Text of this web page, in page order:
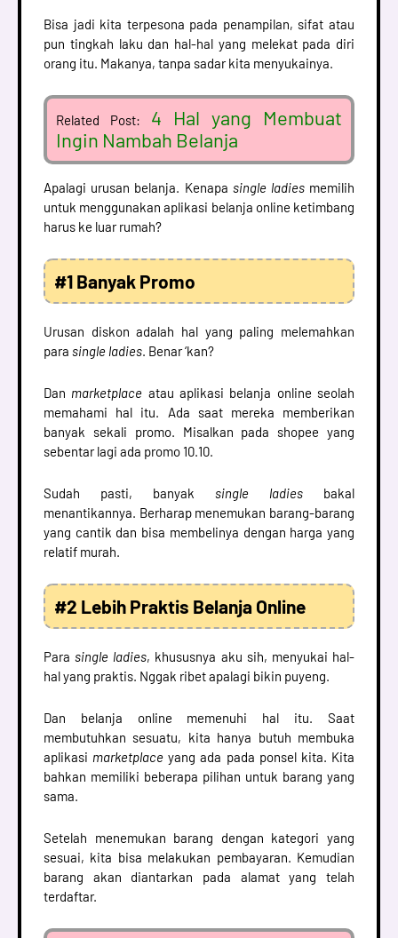
Bisa jadi kita terpesona pada penampilan, sifat atau
pun tingkah laku dan hal-hal yang melekat pada diri
orang itu. Makanya, tanpa sadar kita menyukainya.
Related Post: 4 Hal yang Membuat
Ingin Nambah Belanja
Apalagi urusan belanja. Kenapa single ladiesmemilih
untuk menggunakan aplikasi belanja online ketimbang
harus ke luar rumah?
#1 Banyak Promo
Urusan diskon adalah hal yang paling melemahkan
para single ladies. Benar ‘kan?
Dan marketplace atau aplikasi belanja online seolah
memahami hal itu. Ada saat mereka memberikan
banyak sekali promo. Misalkan pada shopee yang
sebentar lagi ada promo 10.10.
Sudah pasti, banyak single ladies bakal
menantikannya. Berharap menemukan barang-barang
yang cantik dan bisa membelinya dengan harga yang
relatif murah.
#2 Lebih Praktis Belanja Online
Parasingle ladies, khususnya aku sih, menyukai hal-
hal yang praktis. Nggak ribet apalagi bikin puyeng.
Dan belanja online memenuhi hal itu. Saat
membutuhkan sesuatu, kita hanya butuh membuka
aplikasi marketplace yang ada pada ponsel kita. Kita
bahkan memiliki beberapa pilihan untuk barang yang
sama.
Setelah menemukan barang dengan kategori yang
sesuai, kita bisa melakukan pembayaran. Kemudian
barang akan diantarkan pada alamat yang telah
terdaftar.